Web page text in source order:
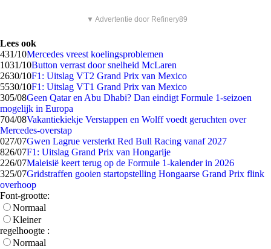
▼ Advertentie door Refinery89
Lees ook
431/10Mercedes vreest koelingsproblemen
1031/10Button verrast door snelheid McLaren
2630/10F1: Uitslag VT2 Grand Prix van Mexico
5530/10F1: Uitslag VT1 Grand Prix van Mexico
305/08Geen Qatar en Abu Dhabi? Dan eindigt Formule 1-seizoen
mogelijk in Europa
704/08Vakantiekiekje Verstappen en Wolff voedt geruchten over
Mercedes-overstap
027/07Gwen Lagrue versterkt Red Bull Racing vanaf 2027
826/07F1: Uitslag Grand Prix van Hongarije
226/07Maleisië keert terug op de Formule 1-kalender in 2026
325/07Gridstraffen gooien startopstelling Hongaarse Grand Prix flink
overhoop
Font-grootte:
Normaal
Kleiner
regelhoogte :
Normaal